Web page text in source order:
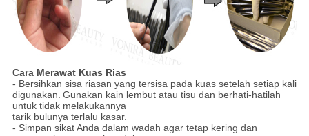
Cara Merawat Kuas Rias
- Bersihkan sisa riasan yang tersisa pada kuas setelah setiap kali
digunakan. Gunakan kain lembut atau tisu dan berhati-hatilah
untuk tidak melakukannya
tarik bulunya terlalu kasar.
- Simpan sikat Anda dalam wadah agar tetap kering dan